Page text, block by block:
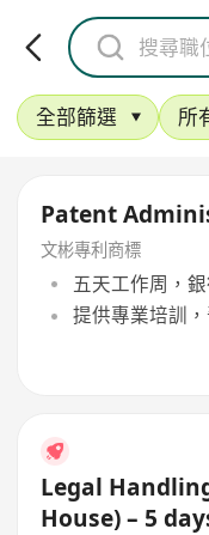
全部篩選 所
Patent
文彬專利商標
五天工作周，
提供專業培訓
Legal
House) – 5